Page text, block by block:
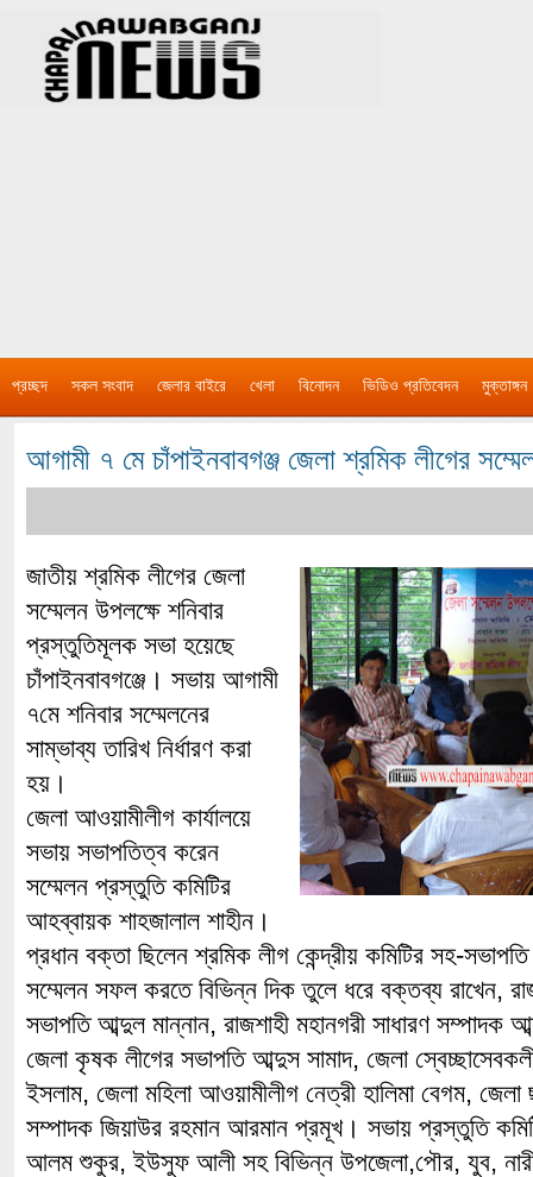
প্রচ্ছদ সকল সংবাদ জেলার বাইরে খেলা বিনোদন ভিডিও প্রতিবেদন মুক্তাঙ্গন
আগামী ৭ মে চাঁপাইনবাবগঞ্জ জেলা শ্রমিক লীগের
জাতীয় শ্রমিক লীগের জেলা
সম্মেলন উপলক্ষে শনিবার
প্রস্তুতিমূলক সভা হয়েছে
চাঁপাইনবাবগঞ্জে। সভায় আগামী
৭মে শনিবার সম্মেলনের
সাম্ভাব্য তারিখ নির্ধারণ করা
হয়।
জেলা আওয়ামীলীগ কার্যালয়ে
সভায় সভাপতিত্ব করেন
সম্মেলন প্রস্তুতি কমিটির
আহব্বায়ক শাহজালাল শাহীন।
প্রধান বক্তা ছিলেন শ্রমিক লীগ কেন্দ্রীয় কমিটির সহ-
সম্মেলন সফল করতে বিভিন্ন দিক তুলে ধরে বক্তব্য রাখেন,
সভাপতি আব্দুল মান্নান, রাজশাহী মহানগরী সাধারণ সম্পাদক
জেলা কৃষক লীগের সভাপতি আব্দুস সামাদ, জেলা
ইসলাম, জেলা মহিলা আওয়ামীলীগ নেত্রী হালিমা বেগম, জেলা
সম্পাদক জিয়াউর রহমান আরমান প্রমূখ। সভায় প্রস্তুতি
আলম শুকুর, ইউসুফ আলী সহ বিভিন্ন উপজেলা,পৌর, যুব,